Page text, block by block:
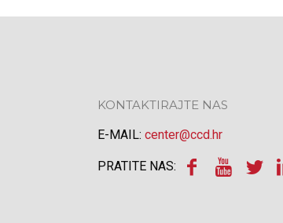
KONTAKTIRAJTE NAS
E-MAIL: center@ccd.hr
PRATITE NAS: